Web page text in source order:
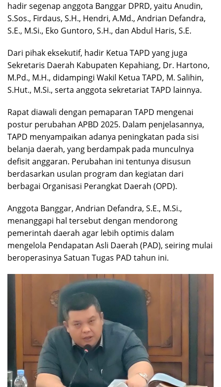
hadir segenap anggota Banggar DPRD, yaitu Anudin,
S.Sos., Firdaus, S.H., Hendri, A.Md., Andrian Defandra,
S.E., M.Si., Eko Guntoro, S.H., dan Abdul Haris, S.E.
Dari pihak eksekutif, hadir Ketua TAPD yang juga
Sekretaris Daerah Kabupaten Kepahiang, Dr. Hartono,
M.Pd., M.H., didampingi Wakil Ketua TAPD, M. Salihin,
S.Hut., M.Si., serta anggota sekretariat TAPD lainnya.
Rapat diawali dengan pemaparan TAPD mengenai
postur perubahan APBD 2025. Dalam penjelasannya,
TAPD menyampaikan adanya peningkatan pada sisi
belanja daerah, yang berdampak pada munculnya
defisit anggaran. Perubahan ini tentunya disusun
berdasarkan usulan program dan kegiatan dari
berbagai Organisasi Perangkat Daerah (OPD).
Anggota Banggar, Andrian Defandra, S.E., M.Si.,
menanggapi hal tersebut dengan mendorong
pemerintah daerah agar lebih optimis dalam
mengelola Pendapatan Asli Daerah (PAD), seiring mulai
beroperasinya Satuan Tugas PAD tahun ini.